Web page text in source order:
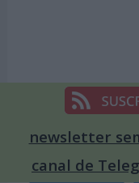
Temas de
newsletter
canal de